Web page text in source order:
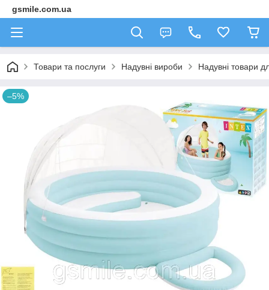
gsmile.com.ua
Товари та послуги Надувні вироби Надувні товари
–5%